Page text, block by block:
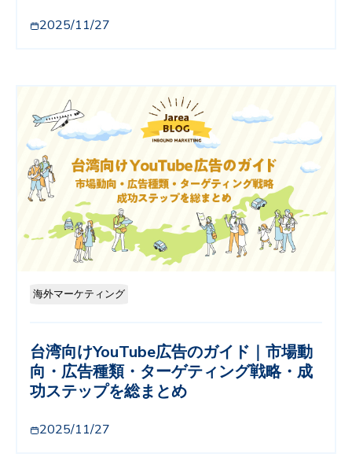
2025/11/27
海外マーケティング
台湾向けYouTube広告のガイド｜市場動
向・広告種類・ターゲティング戦略・成
功ステップを総まとめ
2025/11/27